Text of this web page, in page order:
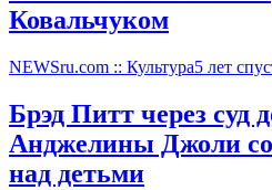
Ковальчуком
NEWSru.com :: Культура5 лет
Брэд Питт через суд
Анджелины Джоли
над детьми